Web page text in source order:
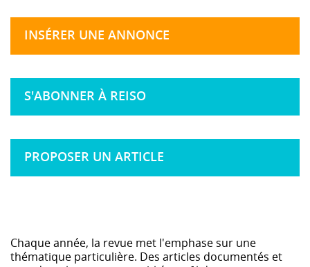
INSÉRER UNE ANNONCE
S'ABONNER À REISO
PROPOSER UN ARTICLE
Chaque année, la revue met l'emphase sur une
thématique particulière. Des articles documentés et